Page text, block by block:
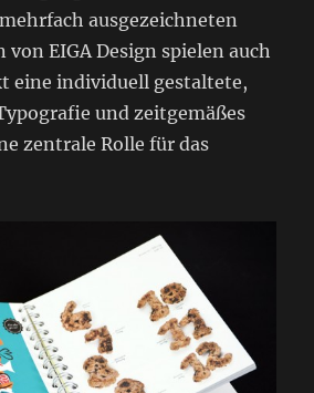
ausgezeichneten
von EIGA Design spielen auch
eine individuell gestaltete,
und zeitgemäßes
zentrale Rolle für das